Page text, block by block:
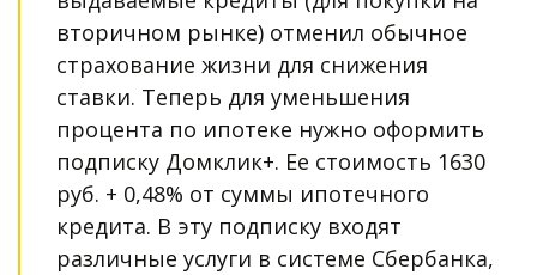
вторичном рынке) отменил обычное
страхование жизни для снижения
ставки. Теперь для уменьшения
процента по ипотеке нужно оформить
подписку Домклик+. Ее стоимость 1630
руб. + 0,48% от суммы ипотечного
кредита. В эту подписку входят
различные услуги в системе Сбербанка,